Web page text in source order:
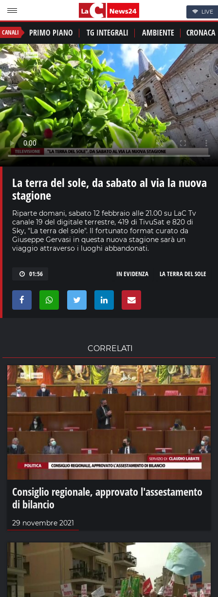
LIVE
CANALI PRIMO PIANO TG INTEGRALI AMBIENTE CRONACA
La terra del sole, da sabato al via la nuova
stagione
Riparte domani, sabato 12 febbraio alle 21.00 su LaC Tv
canale 19 del digitale terrestre, 419 di TivuSat e 820 di
Sky, "La terra del sole". Il fortunato format curato da
Giuseppe Gervasi in questa nuova stagione sarà un
viaggio attraverso i luoghi abbandonati.
01:56 LA TERRA DEL SOLE
IN EVIDENZA
CORRELATI
Consiglio regionale, approvato l'assestamento
di bilancio
29 novembre 2021